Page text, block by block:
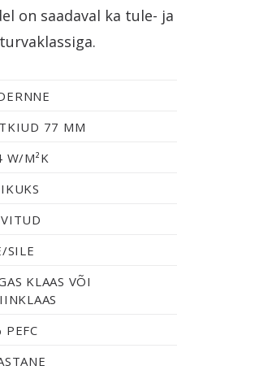
on saadaval ka tule- ja
77 MM
W/M²K
SILE
KLAAS VÕI
PEFC